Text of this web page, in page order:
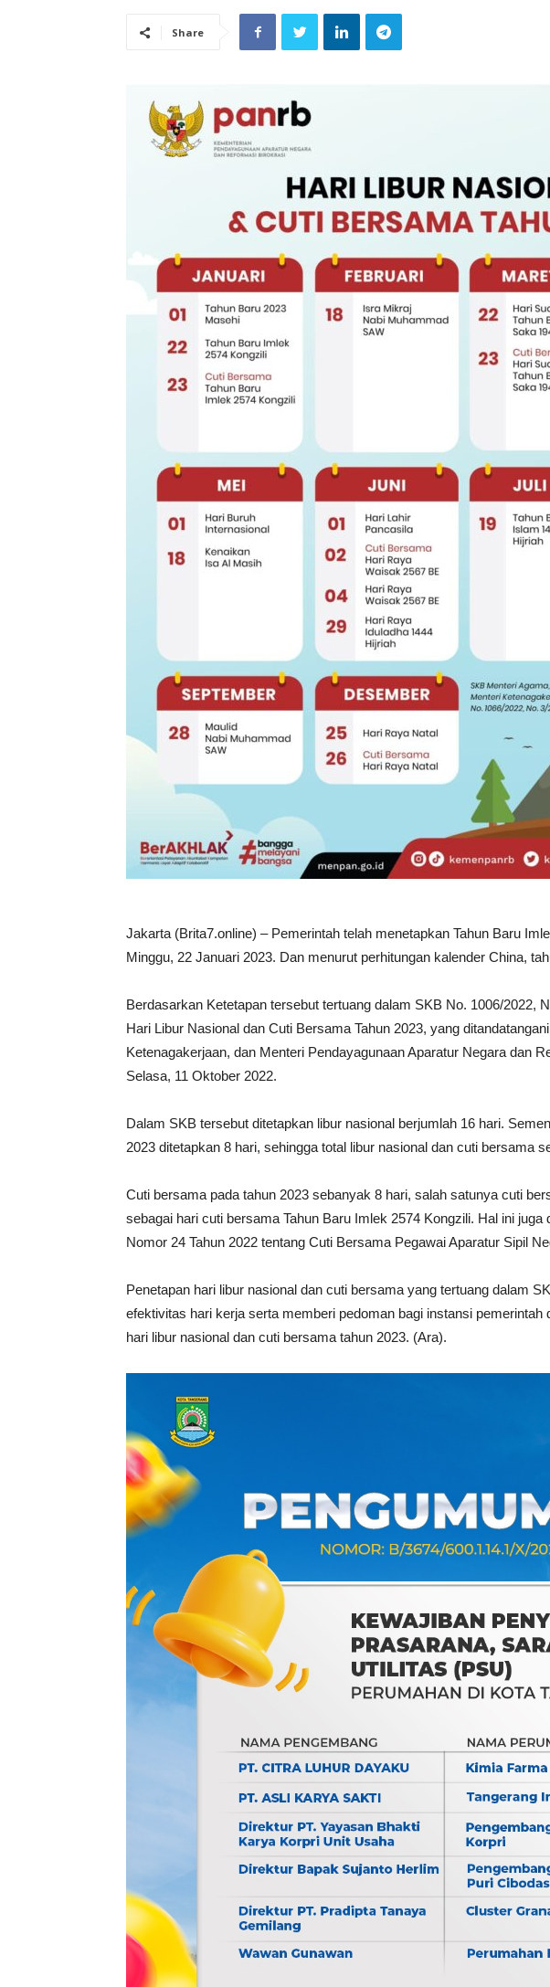
Share
Jakarta (Brita7.online) – Pemerintah telah menetapkan Tahun Baru
Minggu, 22 Januari 2023. Dan menurut perhitungan kalender China,
Berdasarkan Ketetapan tersebut tertuang dalam SKB No. 1006/2022,
Hari Libur Nasional dan Cuti Bersama Tahun 2023, yang
Ketenagakerjaan, dan Menteri Pendayagunaan Aparatur Negara dan
Selasa, 11 Oktober 2022.
Dalam SKB tersebut ditetapkan libur nasional berjumlah 16 hari.
2023 ditetapkan 8 hari, sehingga total libur nasional dan cuti bersama
Cuti bersama pada tahun 2023 sebanyak 8 hari, salah satunya cuti
sebagai hari cuti bersama Tahun Baru Imlek 2574 Kongzili. Hal ini
Nomor 24 Tahun 2022 tentang Cuti Bersama Pegawai Aparatur Sipil
Penetapan hari libur nasional dan cuti bersama yang tertuang dalam
efektivitas hari kerja serta memberi pedoman bagi instansi
hari libur nasional dan cuti bersama tahun 2023. (Ara).